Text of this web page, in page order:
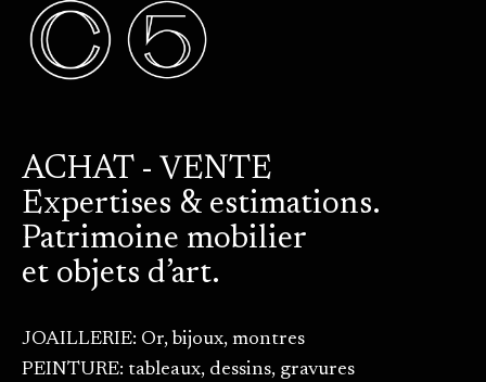
ACHAT - VENTE
Expertises & estimations.
Patrimoine mobilier
et objets d’art.
JOAILLERIE: Or, bijoux, montres
PEINTURE: tableaux, dessins, gravures